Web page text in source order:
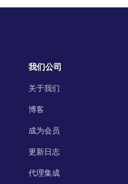
我们公司
关于我们
博客
成为会员
更新日志
代理集成